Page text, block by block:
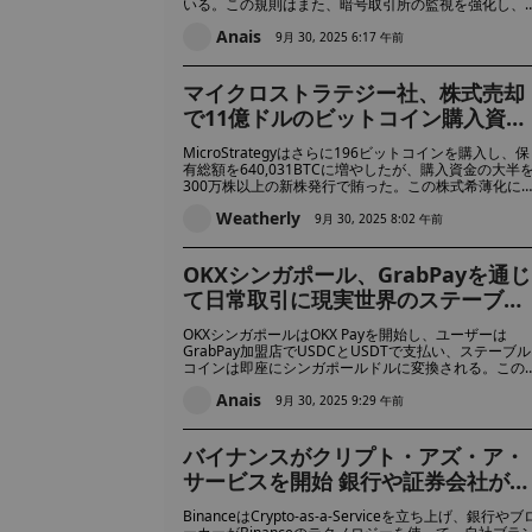
いる。この規則はまた、暗号取引所の監視を強化し、
を目的としている。
Anais 9月 30, 2025 6:17 午前
マイクロストラテジー社、株式売却
で11億ドルのビットコイン購入資金
を調達し、株主希薄化が進む
MicroStrategyはさらに196ビットコインを購入し、保
有総額を640,031BTCに増やしたが、購入資金の大半
300万株以上の新株発行で賄った。この株式希薄化に
かわらず、同社の株価がパフォーマンスを下回ること
Weatherly 9月 30, 2025 8:02 午前
OKXシンガポール、GrabPayを通じ
て日常取引に現実世界のステーブル
コイン決済を導入
OKXシンガポールはOKX Payを開始し、ユーザーは
GrabPay加盟店でUSDCとUSDTで支払い、ステーブル
コインは即座にシンガポールドルに変換される。この
うにすることを目的としており、将来的にはより多く
Anais 9月 30, 2025 9:29 午前
バイナンスがクリプト・アズ・ア・
サービスを開始 銀行や証券会社がイ
ンフラを構築せずにデジタル資産取
BinanceはCrypto-as-a-Serviceを立ち上げ、銀行やブ